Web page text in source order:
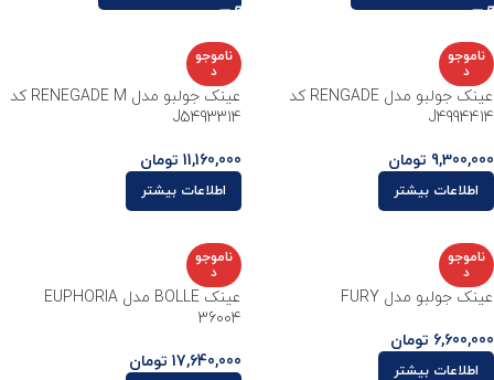
ناموجو
د
عینک جولبو مدل RENGADE کد
J4994414
9,300,000 تومان
اطلاعات بیشتر
ناموجو
د
عینک جولبو مدل RENEGADE M کد
J5493314
11,160,000 تومان
اطلاعات بیشتر
ناموجو
د
عینک جولبو مدل FURY
6,600,000 تومان
اطلاعات بیشتر
ناموجو
د
عینک BOLLE مدل EUPHORIA
36004
17,640,000 تومان